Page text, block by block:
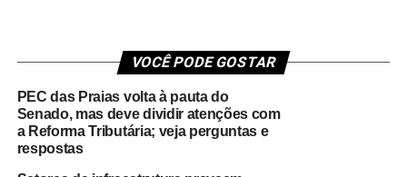
VOCÊ PODE GOSTAR
PEC das Praias volta à pauta do
Senado, mas deve dividir atenções com
a Reforma Tributária; veja perguntas e
respostas